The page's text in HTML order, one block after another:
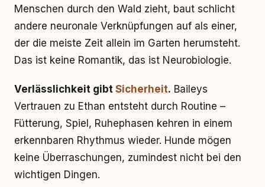
Menschen durch den Wald zieht, baut schlicht
andere neuronale Verknüpfungen auf als einer,
der die meiste Zeit allein im Garten herumsteht.
Das ist keine Romantik, das ist Neurobiologie.
Verlässlichkeit gibt Sicherheit. Baileys
Vertrauen zu Ethan entsteht durch Routine –
Fütterung, Spiel, Ruhephasen kehren in einem
erkennbaren Rhythmus wieder. Hunde mögen
keine Überraschungen, zumindest nicht bei den
wichtigen Dingen.